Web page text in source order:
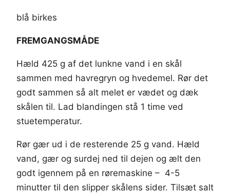
blå birkes
FREMGANGSMÅDE
Hæld 425 g af det lunkne vand i en skål
sammen med havregryn og hvedemel. Rør det
godt sammen så alt melet er vædet og dæk
skålen til. Lad blandingen stå 1 time ved
stuetemperatur.
Rør gær ud i de resterende 25 g vand. Hæld
vand, gær og surdej ned til dejen og ælt den
godt igennem på en røremaskine – 4-5
minutter til den slipper skålens sider. Tilsæt salt